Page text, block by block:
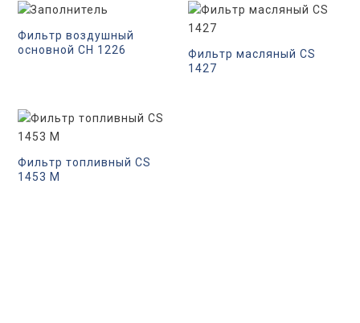
Фильтр воздушный
основной CH 1226
Фильтр масляный CS
1427
Фильтр топливный CS
1453 M